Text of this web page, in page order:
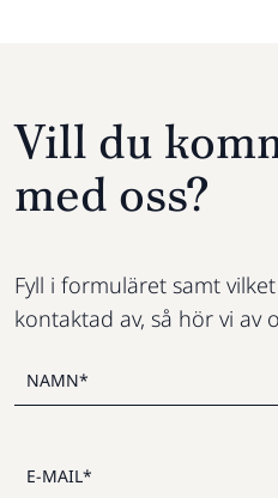
Vill du
med oss?
Fyll i formuläret samt
kontaktad av, så hör vi av